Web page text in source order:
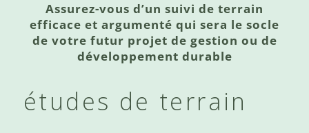
Assurez-vous d’un suivi de terrain
efficace et argumenté qui sera le socle
de votre futur projet de gestion ou de
développement durable
études de terrain